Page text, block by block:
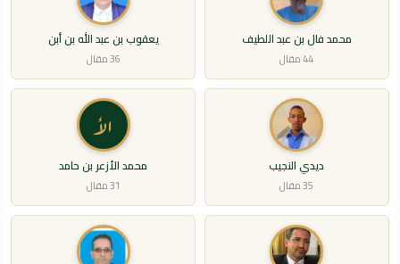
محمد فال بن عبد اللطيف
44 مقال
يعقوب بن عبد الله بن أبن
36 مقال
ديدي النجيب
35 مقال
الأ
محمد الأزعر بن حامد
31 مقال